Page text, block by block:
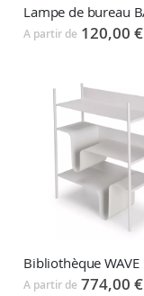
A partir de 120,00 €
Bibliothèque WAVE
A partir de 774,00 €